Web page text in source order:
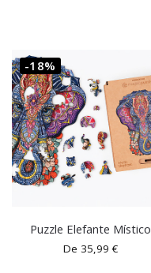
-18%
Puzzle Elefante Místico
De 35,99€